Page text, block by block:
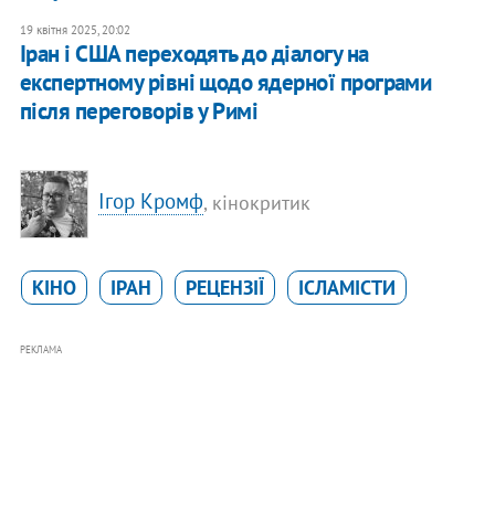
19 квітня 2025, 20:02
Іран і США переходять до діалогу на
експертному рівні щодо ядерної програми
після переговорів у Римі
Ігор Кромф, кінокритик
КІНО ІРАН РЕЦЕНЗІЇ ІСЛАМІСТИ
РЕКЛАМА